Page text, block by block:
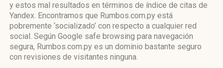
y estos mal resultados en términos de índice de citas de
Yandex. Encontramos que Rumbos.com.py está
pobremente ‘socializado’ con respecto a cualquier red
social. Según Google safe browsing para navegación
segura, Rumbos.com.py es un dominio bastante seguro
con revisiones de visitantes ninguna.